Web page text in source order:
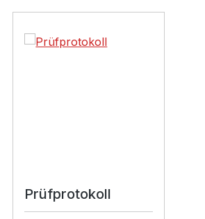
Prüfprotokoll